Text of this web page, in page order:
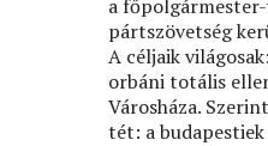
a
pártszövetség
A céljaik
orbáni totális
Városháza.
tét: a